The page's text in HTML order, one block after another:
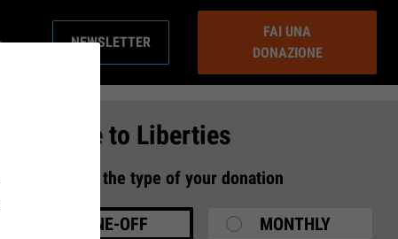
NEWSLETTER
FAI UNA
DONAZIONE
Donate to Liberties
Select the type of your donation
ONE-OFF MONTHLY